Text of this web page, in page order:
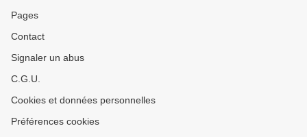
Pages
Contact
Signaler un abus
C.G.U.
Cookies et données personnelles
Préférences cookies